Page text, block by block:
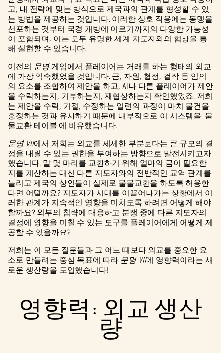
고, 내 전략에 맞는 방식으로 제국과의 관계를 형성할 수 있
는 방법을 제공하는 것입니다. 이러한 상호 작용에는 동맹을
선포하는 것부터 국경 개방에 이르기까지의 다양한 가능성
이 포함되며, 이는 모두 유명한 세계 지도자와의 협상을 통
해 실현할 수 있습니다.
이전의 문명게임에서 플레이어는 거래를 하는 형태의 외교
에 가장 익숙했었을 것입니다. 금, 자원, 협정, 걸작 등 임의
의 요소를 조합하여 제안을 하고, AI나 다른 플레이어가 제안
을 수락하는지, 거부하는지, 재협상하는지 확인했었죠. 저희
는 제안을 수락, 거절, 수정하는 일련의 과정이 마치 물건을
흥정하는 것과 유사하기 때문에 내부적으로 이 시스템을 '물
물교환 테이블'에 비유했습니다.
문명 VII에서 저희는 외교를 세세한 부분보다는 큰 규모의 결
정을 내릴 수 있는 권한을 부여하는 방향으로 발전시키고자
했습니다. 말 몇 마리를 교환하기 위해 얼마의 금이 필요한
지를 계산하는 대신 다른 지도자와의 전반적인 교역 관계를
늘리고 제국의 상인들이 실제로 물물교환을 하도록 허용한
다면 어떨까요? 지도자가 시대를 이끌어나가는 상황에서 이
러한 관계가 지속적인 영향을 미치도록 하려면 어떻게 해야
할까요? 외부의 침략에 대응하고 분쟁 중에 다른 지도자의
결정에 영향을 미칠 수 있는 도구를 플레이어에게 어떻게 제
공할 수 있을까요?
저희는 이 모든 질문들과 그 어느 때보다 외교를 중요한 요
소로 만들려는 중심 목표에 따라 문명 VII에 영향력이라는 새
로운 생산량을 도입했습니다!
영향력: 외교 생산
량